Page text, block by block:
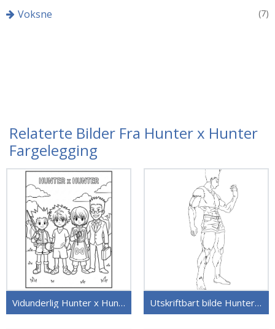
Voksne (7)
Relaterte Bilder Fra Hunter x Hunter
Fargelegging
Vidunderlig Hunter x Hunter Utskriftbart bilde Hunter x Hunter